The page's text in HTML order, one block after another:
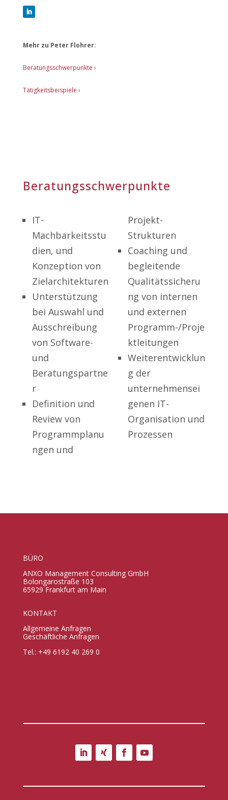
Mehr zu Peter Flohrer:
Beratungsschwerpunkte ›
Tätigkeitsbeispiele ›
Beratungsschwerpunkte
IT-
Machbarkeitsstu
dien, und
Konzeption von
Zielarchitekturen
Unterstützung
bei Auswahl und
Ausschreibung
von Software-
und
Beratungspartne
r
Definition und
Review von
Programmplanu
ngen und
Projekt-
Strukturen
Coaching und
begleitende
Qualitätssicheru
ng von internen
und externen
Programm-/Proje
ktleitungen
Weiterentwicklun
g der
unternehmensei
genen IT-
Organisation und
Prozessen
BÜRO
ANXO Management Consulting GmbH
Bolongarostraße 103
65929 Frankfurt am Main
KONTAKT
Allgemeine Anfragen
Geschäftliche Anfragen
Tel.: +49 6192 40 269 0